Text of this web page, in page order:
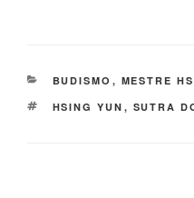
BUDISMO , MESTRE
HSING YUN , SUTRA